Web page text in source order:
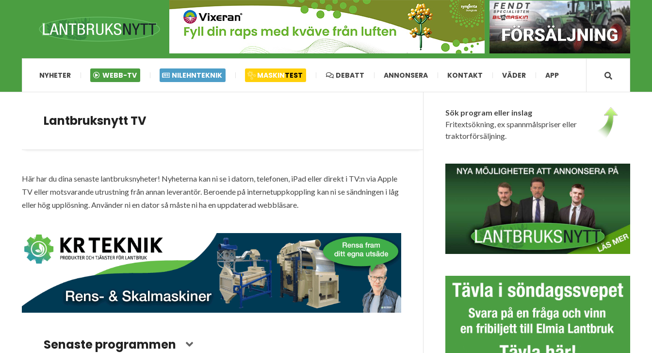
NYHETER WEBB-TV NILEHNTEKNIK MASKINTEST DEBATT ANNONSERA KONTAKT VÄDER APP
Lantbruksnytt TV
Här har du dina senaste lantbruksnyheter! Nyheterna kan ni se i datorn, telefonen, iPad eller direkt i TV:n via Apple
TV eller motsvarande utrustning från annan leverantör. Beroende på internetuppkoppling kan ni se sändningen i låg
eller hög upplösning. Använder ni en dator så måste ni ha en uppdaterad webbläsare.
Senaste programmen
Sök program eller inslag
Fritextsökning, ex spannmålspriser eller
traktorförsäljning.